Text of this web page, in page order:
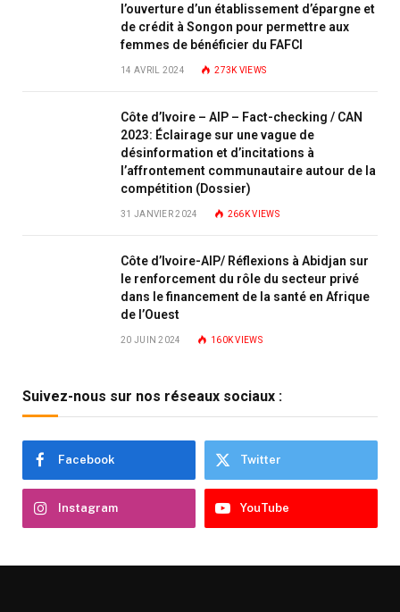
l’ouverture d’un établissement d’épargne et
de crédit à Songon pour permettre aux
femmes de bénéficier du FAFCI
14 AVRIL 2024 273KVIEWS
Côte d’Ivoire – AIP – Fact-checking / CAN
2023: Éclairage sur une vague de
désinformation et d’incitations à
l’affrontement communautaire autour de la
compétition (Dossier)
31 JANVIER 2024 266KVIEWS
Côte d’Ivoire-AIP/ Réflexions à Abidjan sur
le renforcement du rôle du secteur privé
dans le financement de la santé en Afrique
de l’Ouest
20 JUIN 2024 160KVIEWS
Suivez-nous sur nos réseaux sociaux :
Facebook Twitter
Instagram YouTube